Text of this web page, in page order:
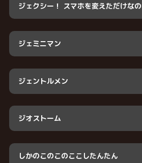
ジェクシー！ スマホを変えただけな
ジェミニマン
ジェントルメン
ジオストーム
しかのこのこのここしたんたん